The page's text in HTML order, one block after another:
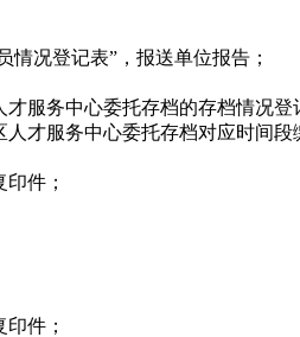
况登记表”，报送单位报告；
服务中心委托存档的存档情况登
才服务中心委托存档对应时间段
件；
件；